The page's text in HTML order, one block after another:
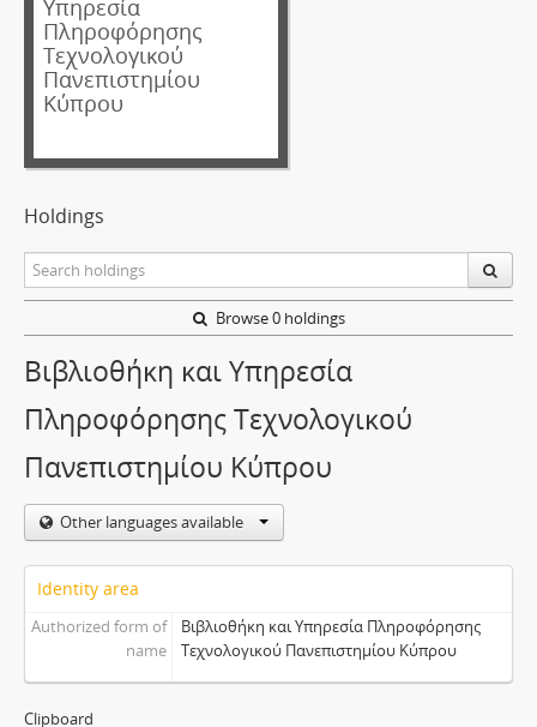
Υπηρεσία
Πληροφόρησης
Τεχνολογικού
Πανεπιστημίου
Κύπρου
Holdings
Browse 0 holdings
Βιβλιοθήκη και Υπηρεσία
Πληροφόρησης Τεχνολογικού
Πανεπιστημίου Κύπρου
Other languages available
Identity area
Authorized form of
name
Βιβλιοθήκη και Υπηρεσία Πληροφόρησης
Τεχνολογικού Πανεπιστημίου Κύπρου
Clipboard